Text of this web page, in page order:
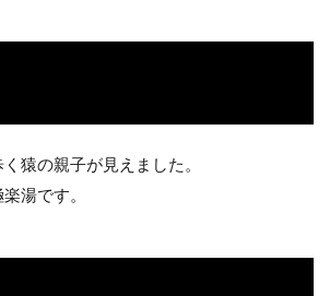
猿の親子が見えました。
湯です。